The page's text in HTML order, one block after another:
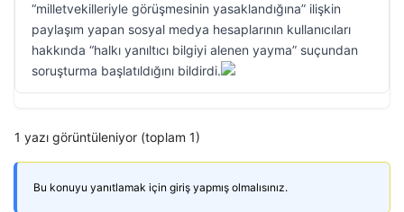
“milletvekilleriyle görüşmesinin yasaklandığına” ilişkin
paylaşım yapan sosyal medya hesaplarının kullanıcıları
hakkında “halkı yanıltıcı bilgiyi alenen yayma” suçundan
soruşturma başlatıldığını bildirdi.
1 yazı görüntüleniyor (toplam 1)
Bu konuyu yanıtlamak için giriş yapmış olmalısınız.